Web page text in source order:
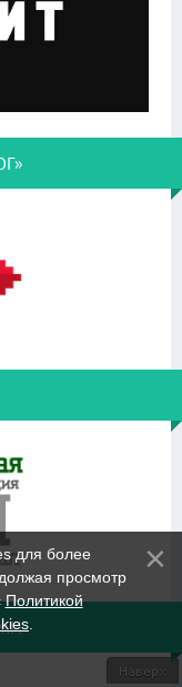
для более
просмотр
Политикой